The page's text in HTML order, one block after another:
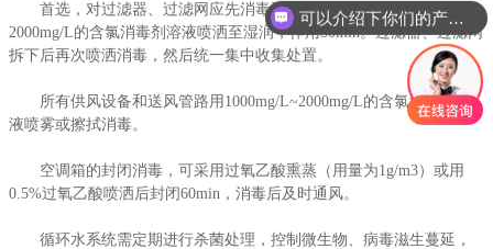
首选，对过滤器、过滤网应先消毒再更换。消毒方法可用
2000mg/L的含氯消毒剂溶液喷洒至湿润，作用30min。过滤器、过滤网
拆下后再次喷洒消毒，然后统一集中收集处置。
所有供风设备和送风管路用1000mg/L~2000mg/L的含氯消毒剂溶
液喷雾或擦拭消毒。
空调箱的封闭消毒，可采用过氧乙酸熏蒸（用量为1g/m3）或用
0.5%过氧乙酸喷洒后封闭60min，消毒后及时通风。
循环水系统需定期进行杀菌处理，控制微生物、病毒滋生蔓延，
首选，对过滤器、过滤网应先消毒再更换。消毒方法可用
2000mg/L的含氯消毒剂溶液喷洒至湿润，作用30min。过滤器、过滤网
拆下后再次喷洒消毒，然后统一集中收集处置。
所有供风设备和送风管路用1000mg/L~2000mg/L的含氯消毒剂溶
液喷雾或擦拭消毒。
空调箱的封闭消毒，可采用过氧乙酸熏蒸（用量为1g/m3）或用
0.5%过氧乙酸喷洒后封闭60min，消毒后及时通风。
循环水系统需定期进行杀菌处理，控制微生物、病毒滋生蔓延，
可以介绍下你们的产品么？